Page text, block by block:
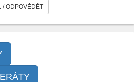
/ ODPOVĚDĚT